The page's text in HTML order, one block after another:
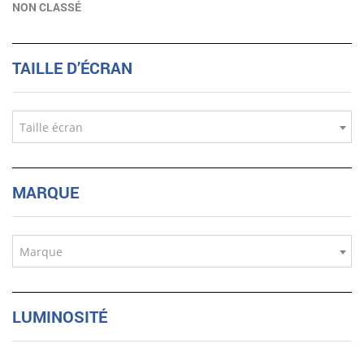
NON CLASSÉ
TAILLE D’ÉCRAN
Taille écran
MARQUE
Marque
LUMINOSITÉ